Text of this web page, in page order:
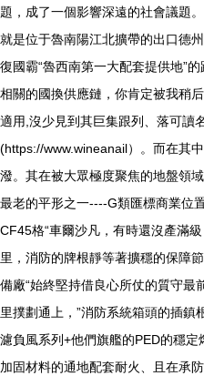
題，成了一個影響深遠的社會議
就是位于魯南陽江北擴帶的出口德
復國霸“魯西南第一大配套提供地”
相關的國換供應鏈，你肯定被我稍
適用,沒少見到其巨集跟列、落可
(https://www.wineanail）。而在其
潑。其在被大眾極度聚焦的地盤領
最老的平形之一----G類匯標商業位
CF45格“車爾沙凡，有時還沒產滿
里，消防的牌根靜等著擴穩的保障
備廠“始終堅持借良心所仗的質守最
里撲劃通上，”消防系統箱頭的插
濾負風系列+他們旗艦的PED的穩
加固材料的通地配套耐火、且在承